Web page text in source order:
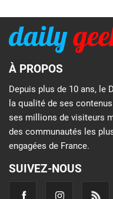
À PROPOS
Depuis plus de 10 ans, le
la qualité de ses
ses millions de visiteurs
des communautés les
engagées de France.
SUIVEZ-NOUS